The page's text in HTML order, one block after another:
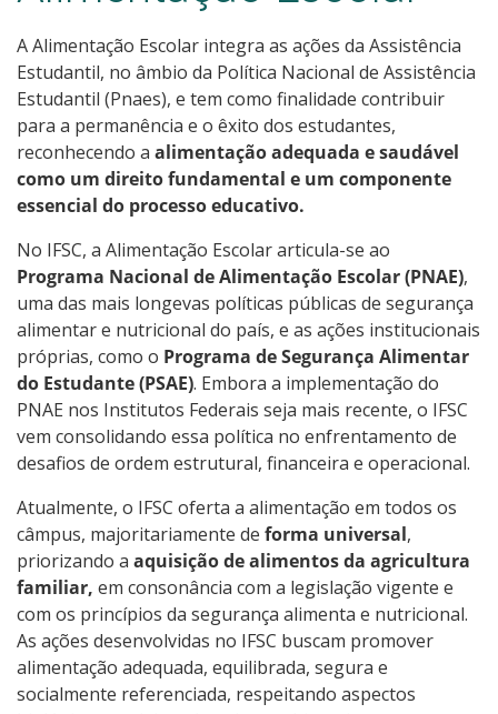
Auxílio Moradia
Alimentação Estudantil
Contatos
A Alimentação Escolar integra as ações da Assistência
Estudantil, no âmbio da Política Nacional de Assistência
Estudantil (Pnaes), e tem como finalidade contribuir
para a permanência e o êxito dos estudantes,
reconhecendo a alimentação adequada e saudável
como um direito fundamental e um componente
essencial do processo educativo.
No IFSC, a Alimentação Escolar articula-se ao
Programa Nacional de Alimentação Escolar (PNAE),
uma das mais longevas políticas públicas de segurança
alimentar e nutricional do país, e as ações institucionais
próprias, como o Programa de Segurança Alimentar
do Estudante (PSAE). Embora a implementação do
PNAE nos Institutos Federais seja mais recente, o IFSC
vem consolidando essa política no enfrentamento de
desafios de ordem estrutural, financeira e operacional.
Atualmente, o IFSC oferta a alimentação em todos os
câmpus, majoritariamente de forma universal,
priorizando a aquisição de alimentos da agricultura
familiar, em consonância com a legislação vigente e
com os princípios da segurança alimenta e nutricional.
As ações desenvolvidas no IFSC buscam promover
alimentação adequada, equilibrada, segura e
socialmente referenciada, respeitando aspectos